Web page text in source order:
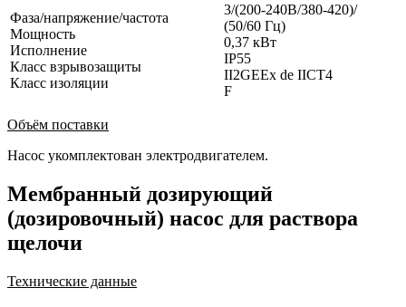
Фаза/напряжение/частота
Мощность
Исполнение
Класс взрывозащиты
Класс изоляции
3/(200-240В/380-420)/
(50/60 Гц)
0,37 кВт
IP55
II2GEEx de IICT4
F
Объём поставки
Насос укомплектован электродвигателем.
Мембранный дозирующий
(дозировочный) насос для раствора
щелочи
Технические данные